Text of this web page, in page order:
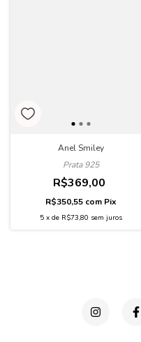
Anel Smiley
Prata 925
R$369,00
R$350,55 com Pix
5 x de R$73,80 sem juros